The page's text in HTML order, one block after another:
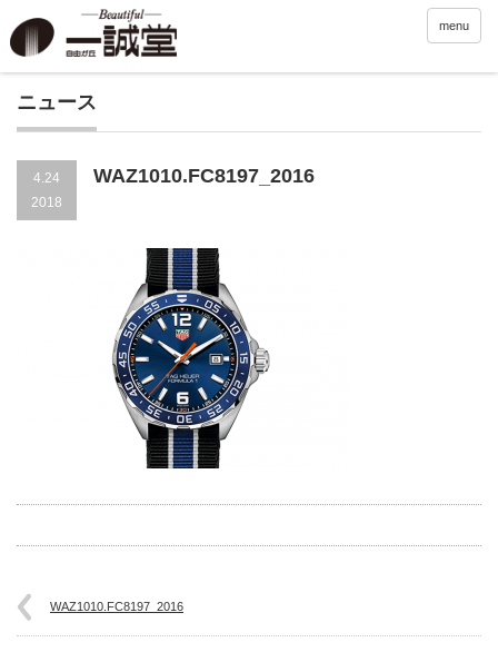
menu
ニュース
4.24
2018
WAZ1010.FC8197_2016
WAZ1010.FC8197_2016